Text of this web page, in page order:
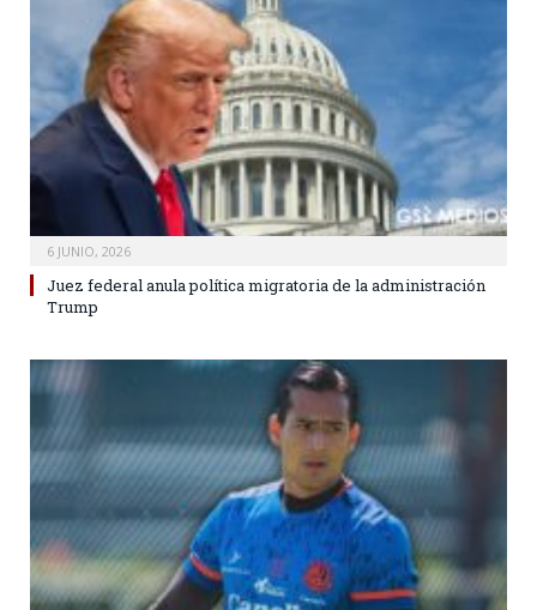
6 JUNIO, 2026
Juez federal anula política migratoria de la administración
Trump